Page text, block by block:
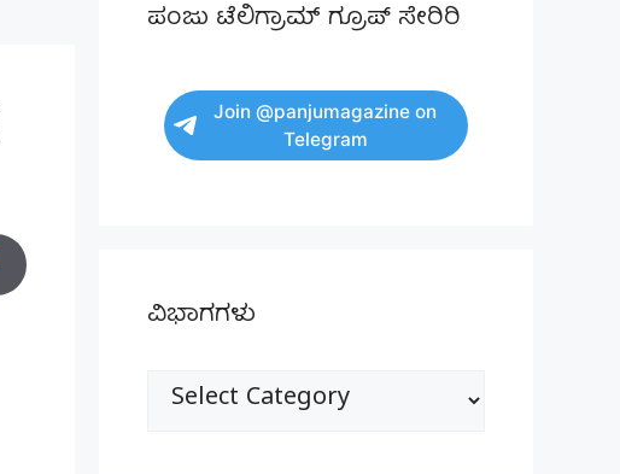
ಪಂಜು ಟೆಲಿಗ್ರಾಮ್ ಗ್ರೂಪ್ ಸೇರಿರಿ
Join @panjumagazine on
Telegram
ವಿಭಾಗಗಳು
ವಿಭಾಗಗಳು